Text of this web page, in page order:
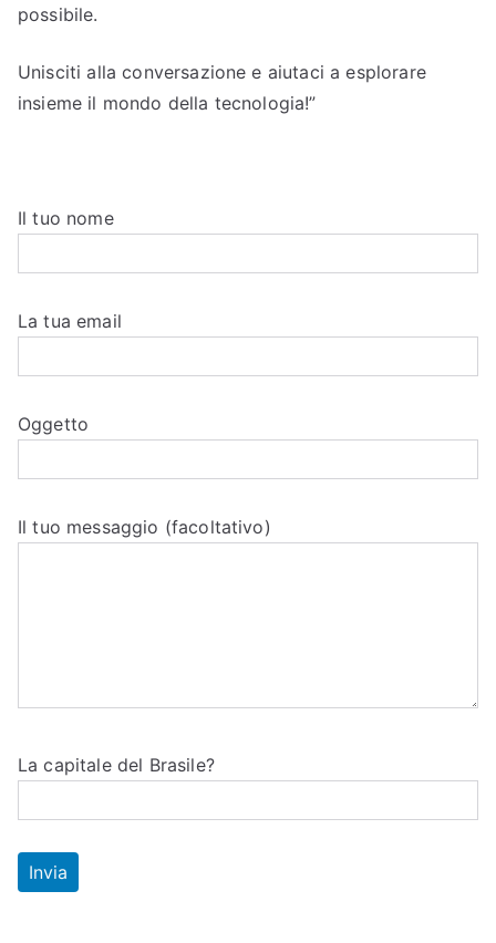
possibile.
Unisciti alla conversazione e aiutaci a esplorare
insieme il mondo della tecnologia!”
Il tuo nome
La tua email
Oggetto
Il tuo messaggio (facoltativo)
La capitale del Brasile?